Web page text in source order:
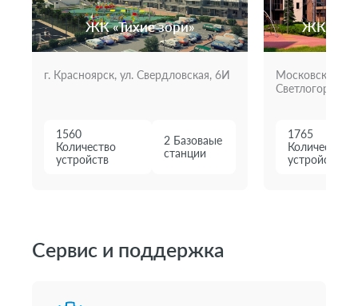
ЖК «Тихие зори»
г. Красноярск, ул. Свердловская, 6И
1560
Количество
устройств
2 Базоваые
станции
ЖК
Московская
Светлогорская
1765
Количество
устройств
Сервис и поддержка